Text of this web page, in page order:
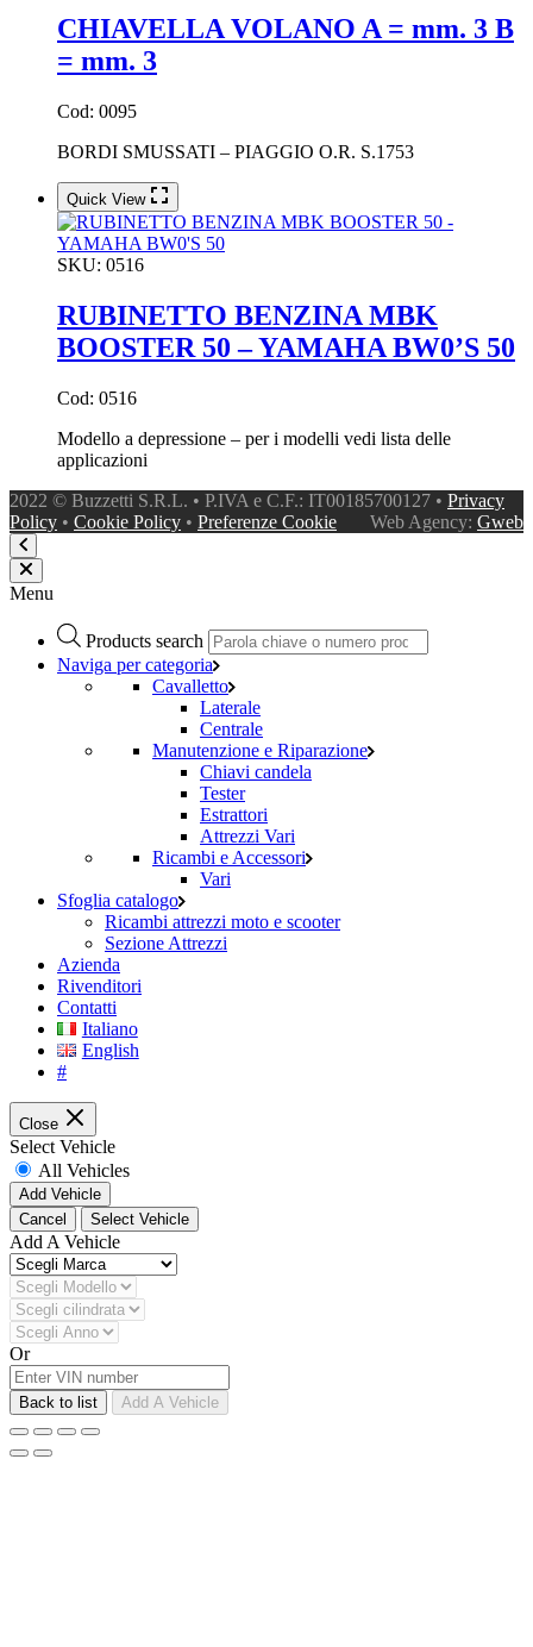
CHIAVELLA VOLANO A = mm. 3 B
= mm. 3
Cod: 0095
BORDI SMUSSATI – PIAGGIO O.R. S.1753
Quick View
SKU: 0516
RUBINETTO BENZINA MBK
BOOSTER 50 – YAMAHA BW0’S 50
Cod: 0516
Modello a depressione – per i modelli vedi lista delle
applicazioni
2022 © Buzzetti S.R.L. • P.IVA e C.F.: IT00185700127 • Privacy
Policy • Cookie Policy • Preferenze Cookie Web Agency: Gweb
Menu
Products search
Naviga per categoria
Cavalletto
Laterale
Centrale
Manutenzione e Riparazione
Chiavi candela
Tester
Estrattori
Attrezzi Vari
Ricambi e Accessori
Vari
Sfoglia catalogo
Ricambi attrezzi moto e scooter
Sezione Attrezzi
Azienda
Rivenditori
Contatti
Italiano
English
#
Close
Select Vehicle
All Vehicles
Add Vehicle
Cancel
Select Vehicle
Add A Vehicle
Or
Back to list Add A Vehicle